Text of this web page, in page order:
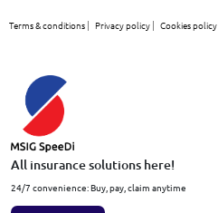
Terms & conditions Privacy policy Cookies policy
All insurance solutions here!
24/7 convenience: Buy, pay, claim anytime